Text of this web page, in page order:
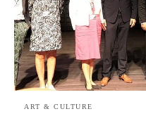
ART & CULTURE